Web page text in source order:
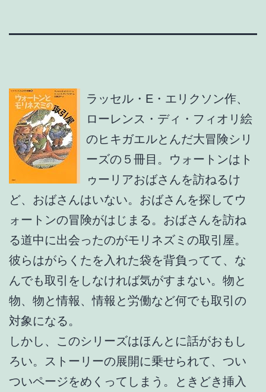
ラッセル・E・エリクソン作、
ローレンス・ディ・フィオリ絵
のヒキガエルとんだ大冒険シリ
ーズの５冊目。ウォートンはト
ゥーリアおばさんを訪ねるけ
ど、おばさんはいない。おばさんを探してウ
ォートンの冒険がはじまる。おばさんを訪ね
る道中に出会ったのがモリネズミの取引屋。
彼らはがらくたを入れた袋を背負ってて、な
んでも取引をしなければ気がすまない。物と
物、物と情報、情報と労働など何でも取引の
対象になる。
しかし、このシリーズはほんとに話がおもし
ろい。ストーリーの展開に乗せられて、つい
ついページをめくってしまう。ときどき挿入